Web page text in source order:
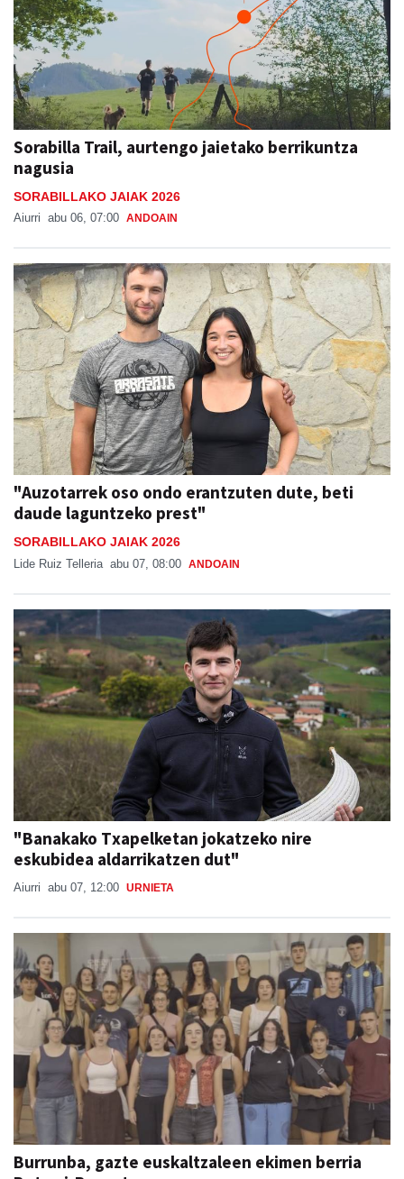
Sorabilla Trail, aurtengo jaietako berrikuntza
nagusia
SORABILLAKO JAIAK 2026
Aiurri abu 06, 07:00 ANDOAIN
"Auzotarrek oso ondo erantzuten dute, beti
daude laguntzeko prest"
SORABILLAKO JAIAK 2026
Lide Ruiz Telleria abu 07, 08:00 ANDOAIN
"Banakako Txapelketan jokatzeko nire
eskubidea aldarrikatzen dut"
Aiurri abu 07, 12:00 URNIETA
Burrunba, gazte euskaltzaleen ekimen berria